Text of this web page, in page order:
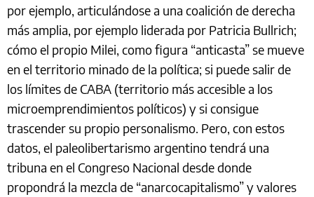
por ejemplo, articulándose a una coalición de derecha
más amplia, por ejemplo liderada por Patricia Bullrich;
cómo el propio Milei, como figura “anticasta” se mueve
en el territorio minado de la política; si puede salir de
los límites de CABA (territorio más accesible a los
microemprendimientos políticos) y si consigue
trascender su propio personalismo. Pero, con estos
datos, el paleolibertarismo argentino tendrá una
tribuna en el Congreso Nacional desde donde
propondrá la mezcla de “anarcocapitalismo” y valores